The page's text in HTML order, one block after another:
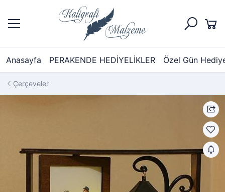
Anasayfa PERAKENDE HEDİYELİKLER Özel Gün
Çerçeveler